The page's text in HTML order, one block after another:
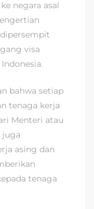
negara asal
visa
bahwa setiap
tenaga kerja
Menteri atau
juga
asing dan
tenaga